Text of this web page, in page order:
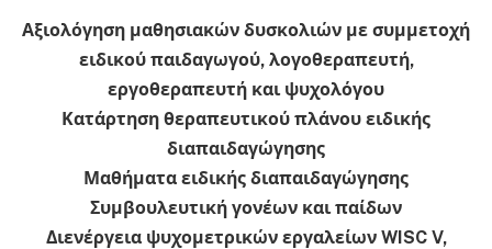
Αξιολόγηση μαθησιακών δυσκολιών με συμμετοχή
ειδικού παιδαγωγού, λογοθεραπευτή,
εργοθεραπευτή και ψυχολόγου
Κατάρτηση θεραπευτικού πλάνου ειδικής
διαπαιδαγώγησης
Μαθήματα ειδικής διαπαιδαγώγησης
Συμβουλευτική γονέων και παίδων
Διενέργεια ψυχομετρικών εργαλείων WISC V,